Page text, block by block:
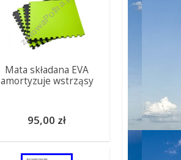
Mata składana EVA
amortyzuje wstrząsy
95,00 zł